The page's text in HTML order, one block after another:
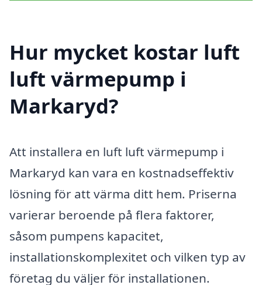
Hur mycket kostar luft
luft värmepump i
Markaryd?
Att installera en luft luft värmepump i
Markaryd kan vara en kostnadseffektiv
lösning för att värma ditt hem. Priserna
varierar beroende på flera faktorer,
såsom pumpens kapacitet,
installationskomplexitet och vilken typ av
företag du väljer för installationen.